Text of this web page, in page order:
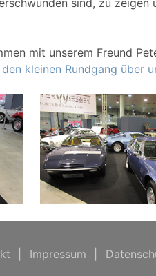
sind, zu
mit unserem Freund
kleinen Rundgang über
Impressum